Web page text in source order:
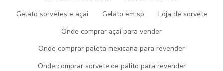
Gelato sorvetes e açai
Gelato em sp
Loja de sorvete
Onde comprar açaí para vender
Onde comprar paleta mexicana para revender
Onde comprar sorvete de palito para revender
empresa que tem se destacado da concorrência pela seriedade e
qualidade que comprova seu profissionalismo ao trazer o melhor
conteúdos que podem auxiliar na obtenção de informação
relevante para sua necessidade. Veja logo abaixo: